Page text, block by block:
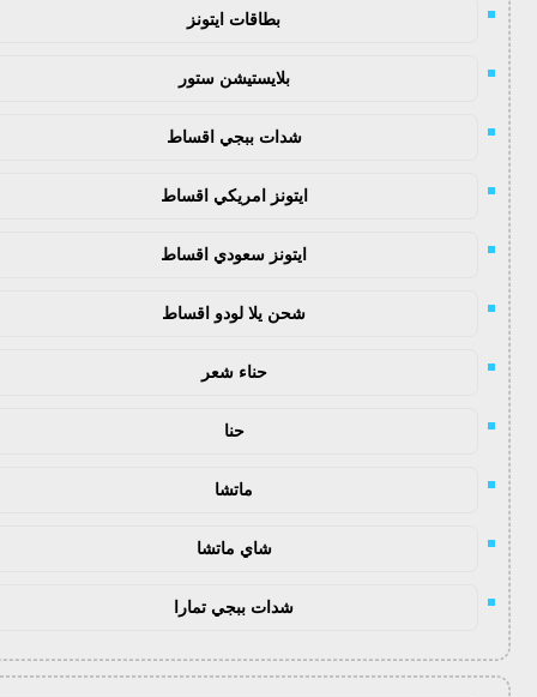
بطاقات ايتونز
بلايستيشن ستور
شدات ببجي اقساط
ايتونز امريكي اقساط
ايتونز سعودي اقساط
شحن يلا لودو اقساط
حناء شعر
حنا
ماتشا
شاي ماتشا
شدات ببجي تمارا